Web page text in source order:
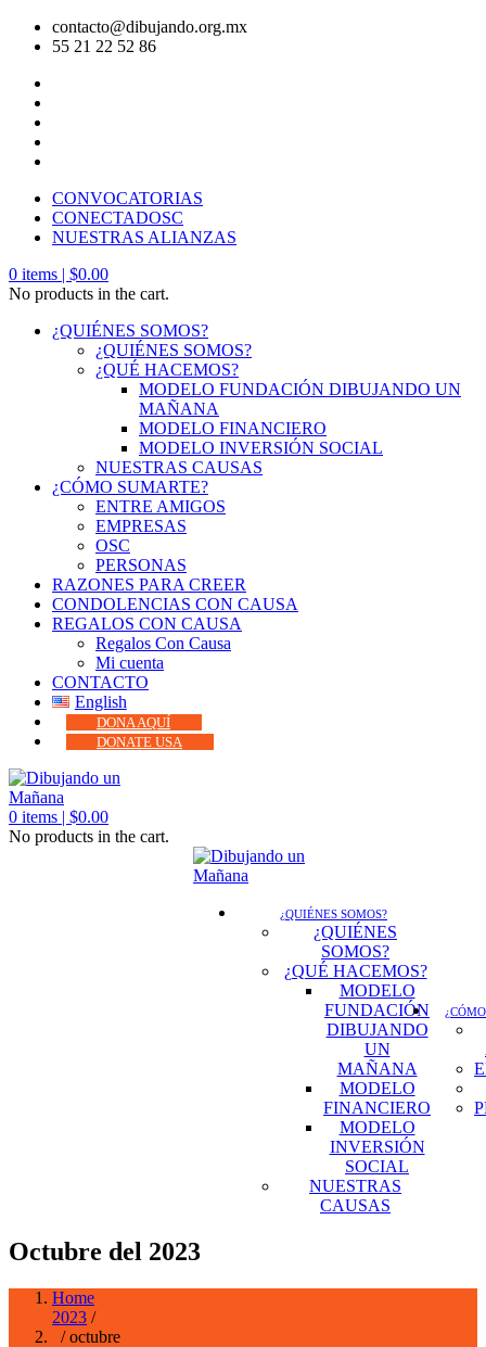
contacto@dibujando.org.mx
55 21 22 52 86
CONVOCATORIAS
CONECTADOSC
NUESTRAS ALIANZAS
0 items | $0.00
No products in the cart.
¿QUIÉNES SOMOS?
¿QUIÉNES SOMOS?
¿QUÉ HACEMOS?
MODELO FUNDACIÓN DIBUJANDO UN
MAÑANA
MODELO FINANCIERO
MODELO INVERSIÓN SOCIAL
NUESTRAS CAUSAS
¿CÓMO SUMARTE?
ENTRE AMIGOS
EMPRESAS
OSC
PERSONAS
RAZONES PARA CREER
CONDOLENCIAS CON CAUSA
REGALOS CON CAUSA
Regalos Con Causa
Mi cuenta
CONTACTO
English
DONA AQUÍ
DONATE USA
0 items | $0.00
No products in the cart.
¿QUIÉNES SOMOS?
¿QUIÉNES
SOMOS?
¿QUÉ HACEMOS?
MODELO
FUNDACIÓN
DIBUJANDO
UN
MAÑANA
MODELO
FINANCIERO
MODELO
INVERSIÓN
SOCIAL
NUESTRAS
CAUSAS
Octubre del 2023
Home
2023 /
/ octubre